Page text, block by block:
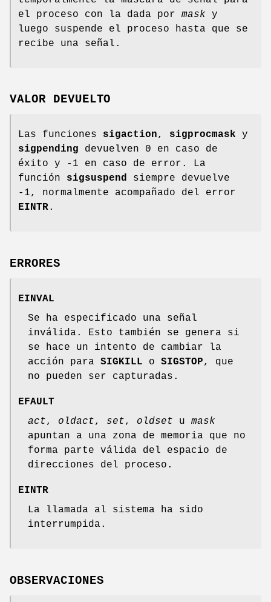
el proceso con la dada por mask y
luego suspende el proceso hasta que se
recibe una señal.
VALOR DEVUELTO
Las funciones sigaction, sigprocmask y
sigpending devuelven 0 en caso de
éxito y -1 en caso de error. La
función sigsuspend siempre devuelve
-1, normalmente acompañado del error
EINTR.
ERRORES
EINVAL
Se ha especificado una señal
inválida. Esto también se genera si
se hace un intento de cambiar la
acción para SIGKILL o SIGSTOP, que
no pueden ser capturadas.
EFAULT
act, oldact, set, oldset u mask
apuntan a una zona de memoria que no
forma parte válida del espacio de
direcciones del proceso.
EINTR
La llamada al sistema ha sido
interrumpida.
OBSERVACIONES